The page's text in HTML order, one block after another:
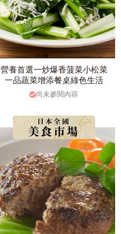
營養首選一炒爆香菠菜小松菜
一品蔬菜增添餐桌綠色生活
尚未參閱內容